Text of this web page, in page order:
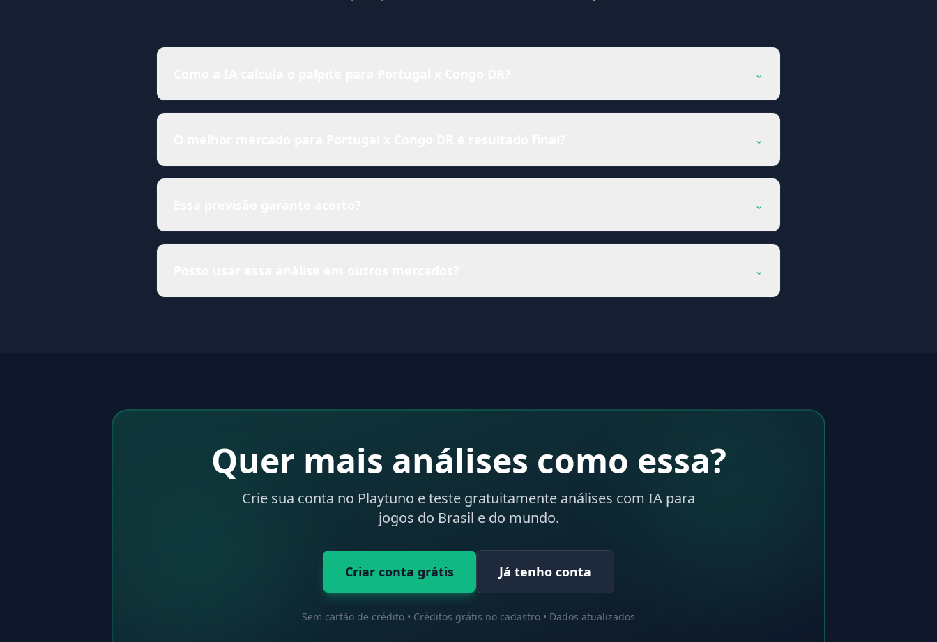
⌄
⌄
⌄
⌄
Quer mais análises como essa?
Crie sua conta no Playtuno e teste gratuitamente análises com IA para
jogos do Brasil e do mundo.
Criar conta grátis Já tenho conta
Sem cartão de crédito • Créditos grátis no cadastro • Dados atualizados